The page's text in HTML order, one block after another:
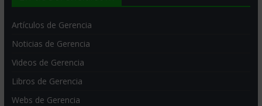
Artículos de Gerencia
Noticias de Gerencia
Videos de Gerencia
Libros de Gerencia
Webs de Gerencia